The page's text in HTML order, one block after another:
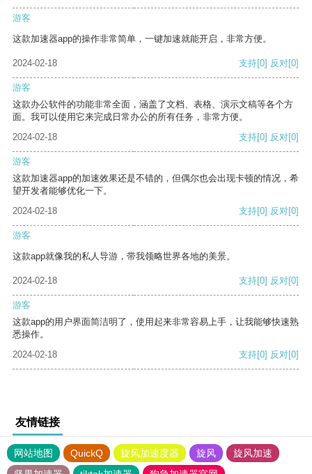
游客
这款加速器app的操作非常简单，一键加速就能开启，非常方便。
2024-02-18 支持[0] 反对[0]
游客
这款办公软件的功能非常全面，涵盖了文档、表格、演示文稿等各个方
面。我可以使用它来完成日常办公的所有任务，非常方便。
2024-02-18
支持[0] 反对[0]
游客
这款加速器app的加速效果还是不错的，但偶尔也会出现卡顿的情况，希
望开发者能够优化一下。
2024-02-18
支持[0] 反对[0]
游客
这款app就像我的私人导游，带我领略世界各地的美景。
2024-02-18 支持[0] 反对[0]
游客
这款app的用户界面简洁明了，使用起来非常容易上手，让我能够快速熟
悉操作。
2024-02-18
支持[0] 反对[0]
友情链接
网站地图 QuickQ 旋风加速度器 旋风
旋风加速